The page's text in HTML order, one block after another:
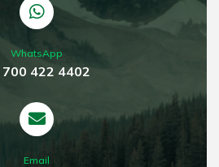
WhatsApp
700 422 4402
Email